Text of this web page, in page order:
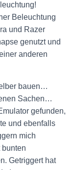
Beleuchtung
und Razer
genutzt und
anderen
bauen…
Sachen…
gefunden,
und ebenfalls
mich
Getriggert hat